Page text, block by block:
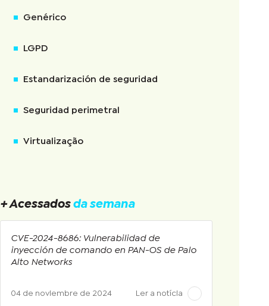
Genérico
LGPD
Estandarización de seguridad
Seguridad perimetral
Virtualização
+ Acessados da semana
CVE-2024-8686: Vulnerabilidad de
inyección de comando en PAN-OS de Palo
Alto Networks
04 de noviembre de 2024 Ler a notícia